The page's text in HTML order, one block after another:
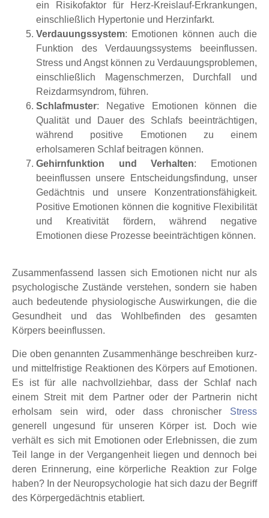
ein Risikofaktor für Herz-Kreislauf-Erkrankungen,
einschließlich Hypertonie und Herzinfarkt.
Verdauungssystem: Emotionen können auch die
Funktion des Verdauungssystems beeinflussen.
Stress und Angst können zu Verdauungsproblemen,
einschließlich Magenschmerzen, Durchfall und
Reizdarmsyndrom, führen.
Schlafmuster: Negative Emotionen können die
Qualität und Dauer des Schlafs beeinträchtigen,
während positive Emotionen zu einem
erholsameren Schlaf beitragen können.
Gehirnfunktion und Verhalten: Emotionen
beeinflussen unsere Entscheidungsfindung, unser
Gedächtnis und unsere Konzentrationsfähigkeit.
Positive Emotionen können die kognitive Flexibilität
und Kreativität fördern, während negative
Emotionen diese Prozesse beeinträchtigen können.
Zusammenfassend lassen sich Emotionen nicht nur als
psychologische Zustände verstehen, sondern sie haben
auch bedeutende physiologische Auswirkungen, die die
Gesundheit und das Wohlbefinden des gesamten
Körpers beeinflussen.
Die oben genannten Zusammenhänge beschreiben kurz-
und mittelfristige Reaktionen des Körpers auf Emotionen.
Es ist für alle nachvollziehbar, dass der Schlaf nach
einem Streit mit dem Partner oder der Partnerin nicht
erholsam sein wird, oder dass chronischer Stress
generell ungesund für unseren Körper ist. Doch wie
verhält es sich mit Emotionen oder Erlebnissen, die zum
Teil lange in der Vergangenheit liegen und dennoch bei
deren Erinnerung, eine körperliche Reaktion zur Folge
haben? In der Neuropsychologie hat sich dazu der Begriff
des Körpergedächtnis etabliert.